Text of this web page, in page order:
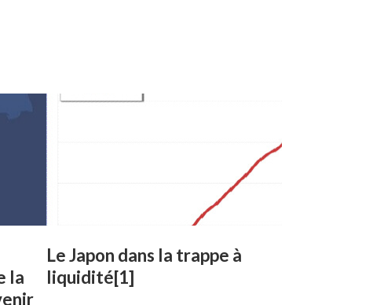
la
Le Japon dans la trappe à
liquidité[1]